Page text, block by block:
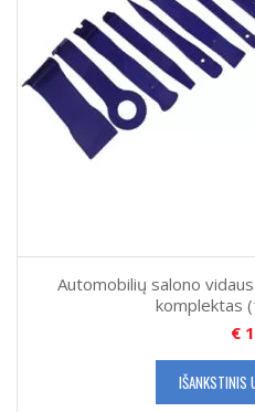
Automobilių salono
komplektas
€
IŠANKSTINIS